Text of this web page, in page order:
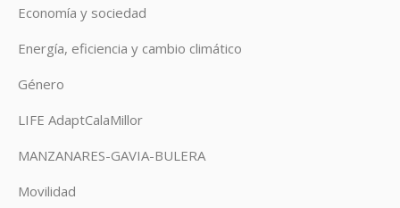
Economía y sociedad
Energía, eficiencia y cambio climático
Género
LIFE AdaptCalaMillor
MANZANARES-GAVIA-BULERA
Movilidad